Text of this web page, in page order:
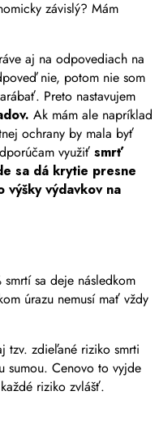
závislý? Mám
aj na odpovediach na
nie, potom nie som
Preto nastavujem
Ak mám ale napríklad
ochrany by mala byť
využiť smrť
sa dá krytie presne
výšky výdavkov na
sa deje následkom
úrazu nemusí mať vždy
tzv. zdieľané riziko smrti
sumou. Cenovo to vyjde
riziko zvlášť.